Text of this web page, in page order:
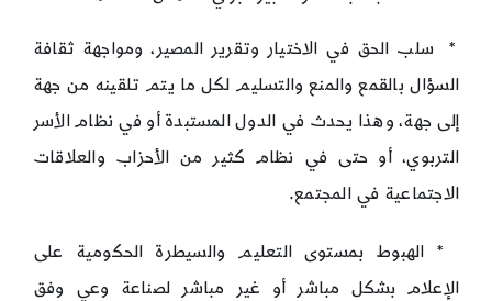
* سلب الحق في الاختيار وتقرير المصير، ومواجهة ثقافة
السؤال بالقمع والمنع والتسليم لكل ما يتم تلقينه من جهة
إلى جهة، وهذا يحدث في الدول المستبدة أو في نظام الأسر
التربوي، أو حتى في نظام كثير من الأحزاب والعلاقات
الاجتماعية في المجتمع.
* الهبوط بمستوى التعليم والسيطرة الحكومية على
الإعلام بشكل مباشر أو غير مباشر لصناعة وعي وفق